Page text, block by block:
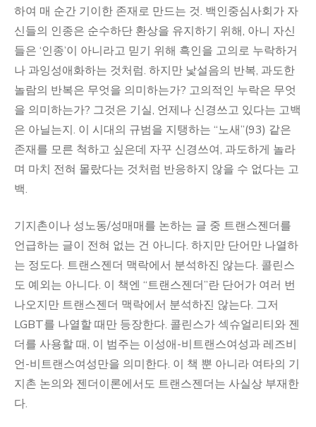
하여 매 순간 기이한 존재로 만드는 것. 백인중심사회가 자
신들의 인종은 순수하단 환상을 유지하기 위해, 아니 자신
들은 ‘인종’이 아니라고 믿기 위해 흑인을 고의로 누락하거
나 과잉성애화하는 것처럼. 하지만 낯설음의 반복, 과도한
놀람의 반복은 무엇을 의미하는가? 고의적인 누락은 무엇
을 의미하는가? 그것은 기실, 언제나 신경쓰고 있다는 고백
은 아닐는지. 이 시대의 규범을 지탱하는 “노새”(93) 같은
존재를 모른 척하고 싶은데 자꾸 신경쓰여, 과도하게 놀라
며 마치 전혀 몰랐다는 것처럼 반응하지 않을 수 없다는 고
백.
기지촌이나 성노동/성매매를 논하는 글 중 트랜스젠더를
언급하는 글이 전혀 없는 건 아니다. 하지만 단어만 나열하
는 정도다. 트랜스젠더 맥락에서 분석하진 않는다. 콜린스
도 예외는 아니다. 이 책엔 “트랜스젠더”란 단어가 여러 번
나오지만 트랜스젠더 맥락에서 분석하진 않는다. 그저
LGBT를 나열할 때만 등장한다. 콜린스가 섹슈얼리티와 젠
더를 사용할 때, 이 범주는 이성애-비트랜스여성과 레즈비
언-비트랜스여성만을 의미한다. 이 책 뿐 아니라 여타의 기
지촌 논의와 젠더이론에서도 트랜스젠더는 사실상 부재한
다.